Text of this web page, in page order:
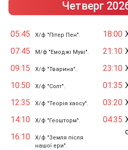
Четверг
05:45 Х/ф "Пітер Пен".
07:45 М/ф "Емоджі Муві".
09:15 Х/ф "Тварина".
10:50 Х/ф "Солт".
12:35 Х/ф "Теорія хаосу".
14:10 Х/ф "Геошторм".
16:10
Х/ф "Земля після
нашої ери".
18:00
21:10
23:10
01:35
03:20
04:35